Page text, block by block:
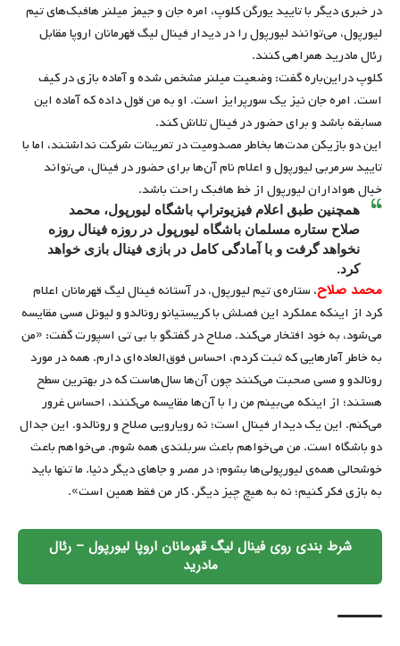
در خبری دیگر با تایید یورگن کلوپ، امره جان و جیمز میلنر هافبک‌های تیم
لیورپول، می‌توانند لیورپول را در دیدار فینال لیگ قهرمانان اروپا مقابل
رئال مادرید همراهی کنند.
کلوپ دراین‌باره گفت: وضعیت میلنر مشخص شده و آماده بازی در کیف
است. امره جان نیز یک سورپرایز است. او به من قول داده که آماده این
مسابقه باشد و برای حضور در فینال تلاش کند.
این دو بازیکن مدت‌ها بخاطر مصدومیت در تمرینات شرکت نداشتند، اما با
تایید سرمربی لیورپول و اعلام نام آن‌ها برای حضور در فینال، می‌تواند
خیال هواداران لیورپول از خط هافبک راحت باشد.
همچنین طبق اعلام فیزیوتراپ باشگاه لیورپول، محمد
صلاح ستاره مسلمان باشگاه لیورپول در روزه فینال روزه
نخواهد گرفت و با آمادگی کامل در بازی فینال بازی خواهد
کرد.
محمد صلاح، ستاره‌ی تیم لیورپول، در آستانه فینال لیگ قهرمانان اعلام
کرد از اینکه عملکرد این فصلش با کریستیانو رونالدو و لیونل مسی مقایسه
می‌شود، به خود افتخار می‌کند. صلاح در گفتگو با بی تی اسپورت گفت: «من
به خاطر آمارهایی که ثبت کردم، احساس فوق‌العاده‌ای دارم. همه در مورد
رونالدو و مسی صحبت می‌کنند چون آن‌ها سال‌هاست که در بهترین سطح
هستند؛ از اینکه می‌بینم من را با آن‌ها مقایسه می‌کنند، احساس غرور
می‌کنم. این یک دیدار فینال است؛ نه رویارویی صلاح و رونالدو. این جدال
دو باشگاه است. من می‌خواهم باعث سربلندی همه شوم. می‌خواهم باعث
خوشحالی همه‌ی لیورپولی‌ها بشوم؛ در مصر و جاهای دیگر دنیا. ما تنها باید
به بازی فکر کنیم؛ نه به هیچ چیز دیگر. کار من فقط همین است».
شرط بندی روی فینال لیگ قهرمانان اروپا لیورپول – رئال
مادرید